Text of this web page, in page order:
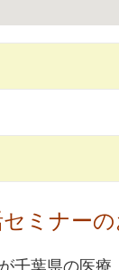
ミナー
千葉県の医